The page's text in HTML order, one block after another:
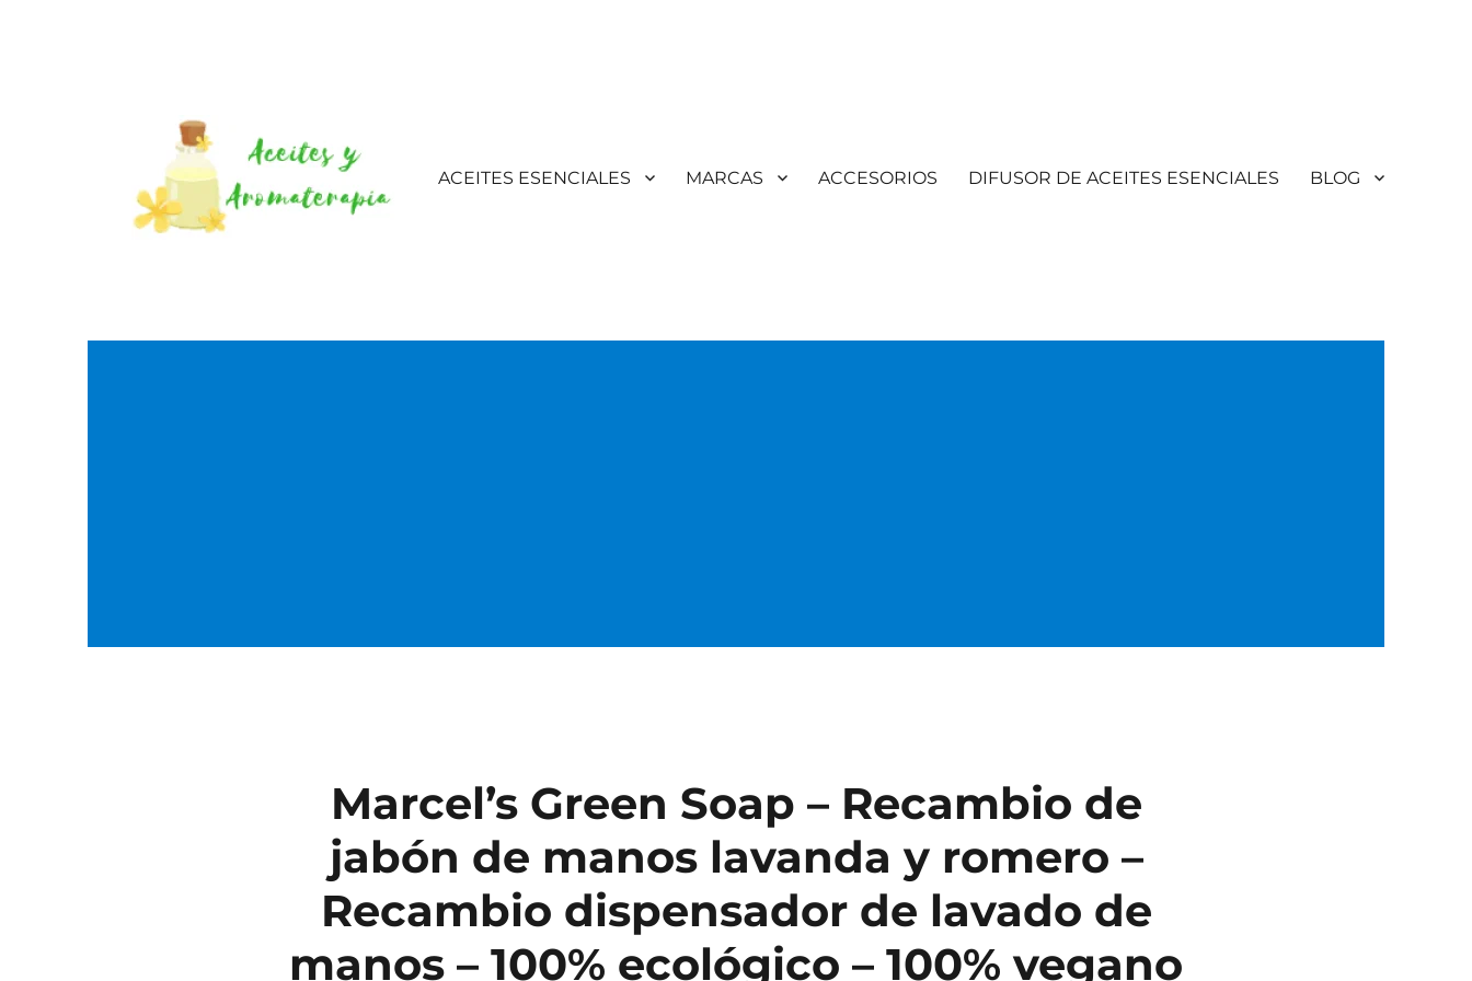
ACEITES ESENCIALES MARCAS ACCESORIOS DIFUSOR DE ACEITES ESENCIALES BLOG
Marcel’s Green Soap – Recambio de
jabón de manos lavanda y romero –
Recambio dispensador de lavado de
manos – 100% ecológico – 100% vegano